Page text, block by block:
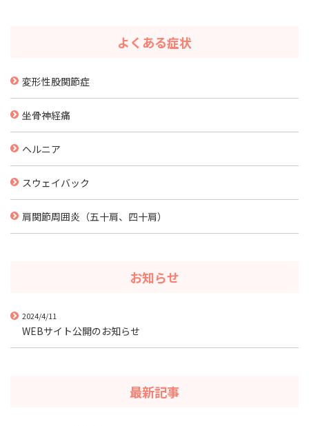
よくある症状
変形性股関節症
坐骨神経痛
ヘルニア
スウェイバック
肩関節周囲炎（五十肩、四十肩）
お知らせ
2024/4/11
WEBサイト公開のお知らせ
最新記事